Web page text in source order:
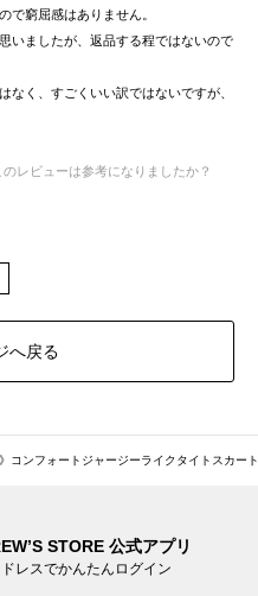
で窮屈感はありません。
いましたが、返品する程ではないので
なく、すごくいい訳ではないですが、
のレビューは参考になりましたか？
へ戻る
コンフォートジャージーライクタイトスカート
STORE 公式アプリ
レスでかんたんログイン